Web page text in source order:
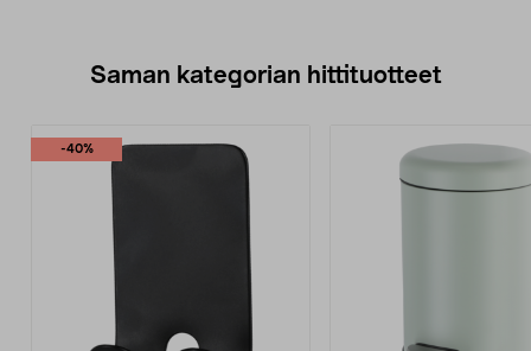
Saman kategorian hittituotteet
-40%